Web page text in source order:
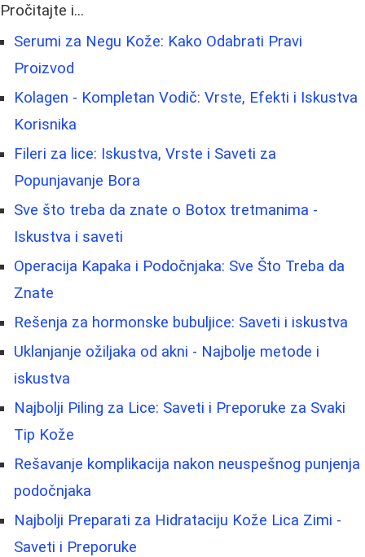
Pročitajte i...
Serumi za Negu Kože: Kako Odabrati Pravi
Proizvod
Kolagen - Kompletan Vodič: Vrste, Efekti i Iskustva
Korisnika
Fileri za lice: Iskustva, Vrste i Saveti za
Popunjavanje Bora
Sve što treba da znate o Botox tretmanima -
Iskustva i saveti
Operacija Kapaka i Podočnjaka: Sve Što Treba da
Znate
Rešenja za hormonske bubuljice: Saveti i iskustva
Uklanjanje ožiljaka od akni - Najbolje metode i
iskustva
Najbolji Piling za Lice: Saveti i Preporuke za Svaki
Tip Kože
Rešavanje komplikacija nakon neuspešnog punjenja
podočnjaka
Najbolji Preparati za Hidrataciju Kože Lica Zimi -
Saveti i Preporuke